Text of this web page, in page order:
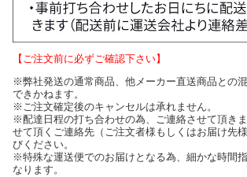
【ご注文前に必ずご確認下さい】
※弊社発送の通常商品、他メーカー直送商品との
できかねます。
※ご注文確定後のキャンセルは承れません。
※配達日程の打ち合わせの為、ご連絡させて頂き
せて頂くご連絡先（ご注文者様もしくはお届け先
びください。
※特殊な運送便でのお届けとなる為、細かな時間
なります。